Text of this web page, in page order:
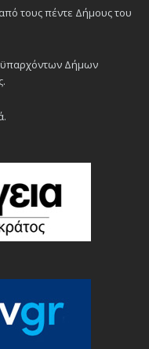
τους πέντε Δήμους του
Δήμων